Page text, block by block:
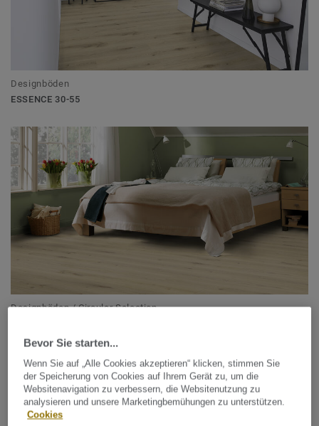
Designböden
ESSENCE 30-55
Designböden / Circular Selection
Bevor Sie starten...
Wenn Sie auf „Alle Cookies akzeptieren“ klicken, stimmen Sie
der Speicherung von Cookies auf Ihrem Gerät zu, um die
Websitenavigation zu verbessern, die Websitenutzung zu
analysieren und unsere Marketingbemühungen zu unterstützen.
Cookies